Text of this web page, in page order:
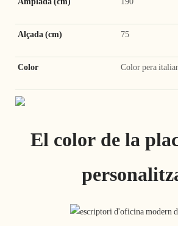
Alçada (cm) 75
Color Color pera
El color de la